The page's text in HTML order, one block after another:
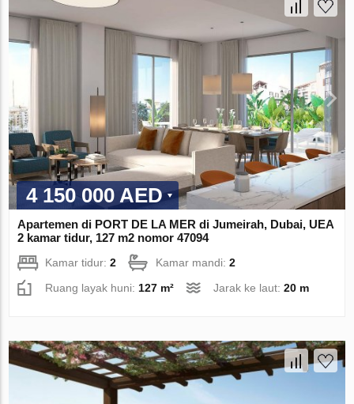
4 150 000 AED
Apartemen di PORT DE LA MER di Jumeirah, Dubai, UEA
2 kamar tidur, 127 m2 nomor 47094
Kamar tidur:2 Kamar mandi:2
Ruang layak huni: 127 m² Jarak ke laut:20 m